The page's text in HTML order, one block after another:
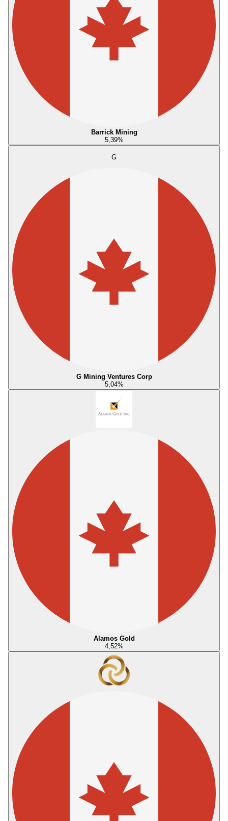
Barrick Mining
5,39%
G
G Mining Ventures Corp
5,04%
Alamos Gold
4,52%